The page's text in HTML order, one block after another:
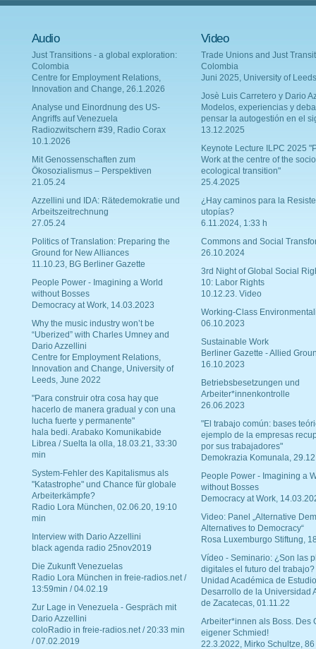
Audio
Just Transitions - a global exploration:
Colombia
Centre for Employment Relations,
Innovation and Change, 26.1.2026
Analyse und Einordnung des US-
Angriffs auf Venezuela
Radiozwitschern #39, Radio Corax
10.1.2026
Mit Genossenschaften zum
Ökosozialismus – Perspektiven
21.05.24
Azzellini und IDA: Rätedemokratie und
Arbeitszeitrechnung
27.05.24
Politics of Translation: Preparing the
Ground for New Alliances
11.10.23, BG Berliner Gazette
People Power - Imagining a World
without Bosses
Democracy at Work, 14.03.2023
Why the music industry won’t be
“Uberized” with Charles Umney and
Dario Azzellini
Centre for Employment Relations,
Innovation and Change, University of
Leeds, June 2022
"Para construir otra cosa hay que
hacerlo de manera gradual y con una
lucha fuerte y permanente"
hala bedi. Arabako Komunikabide
Librea / Suelta la olla, 18.03.21, 33:30
min
System-Fehler des Kapitalismus als
"Katastrophe" und Chance für globale
Arbeiterkämpfe?
Radio Lora München, 02.06.20, 19:10
min
Interview with Dario Azzellini
black agenda radio 25nov2019
Die Zukunft Venezuelas
Radio Lora München in freie-radios.net /
13:59min / 04.02.19
Zur Lage in Venezuela - Gespräch mit
Dario Azzellini
coloRadio in freie-radios.net / 20:33 min
/ 07.02.2019
Video
Trade Unions and Just
Colombia
Juni 2025, University of Leeds
Josè Luis Carretero y Dario
Modelos, experiencias y
pensar la autogestión en el
13.12.2025
Keynote Lecture ILPC 2025
Work at the centre of the
ecological transition"
25.4.2025
¿Hay caminos para la
utopías?
6.11.2024, 1:33 h
Commons and Social
26.10.2024
3rd Night of Global Social
10: Labor Rights
10.12.23. Video
Working-Class
06.10.2023
Sustainable Work
Berliner Gazette - Allied
16.10.2023
Betriebsbesetzungen und
Arbeiter*innenkontrolle
26.06.2023
"El trabajo común: bases
ejemplo de la empresas
por sus trabajadores"
Demokrazia Komunala,
People Power - Imagining a
without Bosses
Democracy at Work,
Video: Panel „Alternative
Alternatives to Democracy“
Rosa Luxemburgo Stiftung,
Vídeo - Seminario: ¿Son las
digitales el futuro del trabajo?
Unidad Académica de
Desarrollo de la Universidad
de Zacatecas, 01.11.22
Arbeiter*innen als Boss. Des
eigener Schmied!
22.3.2022, Mirko Schultze, 86